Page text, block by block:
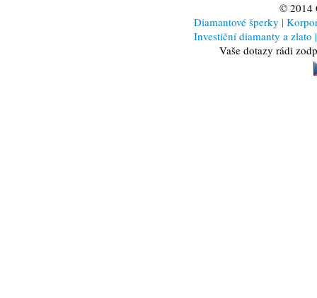
© 2014
Diamantové šperky |
Investiční diamanty a zlato |
Vaše dotazy rádi